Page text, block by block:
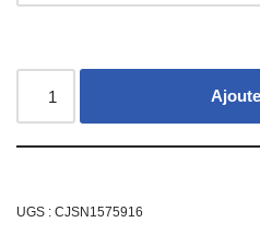
UGS : CJSN1575916